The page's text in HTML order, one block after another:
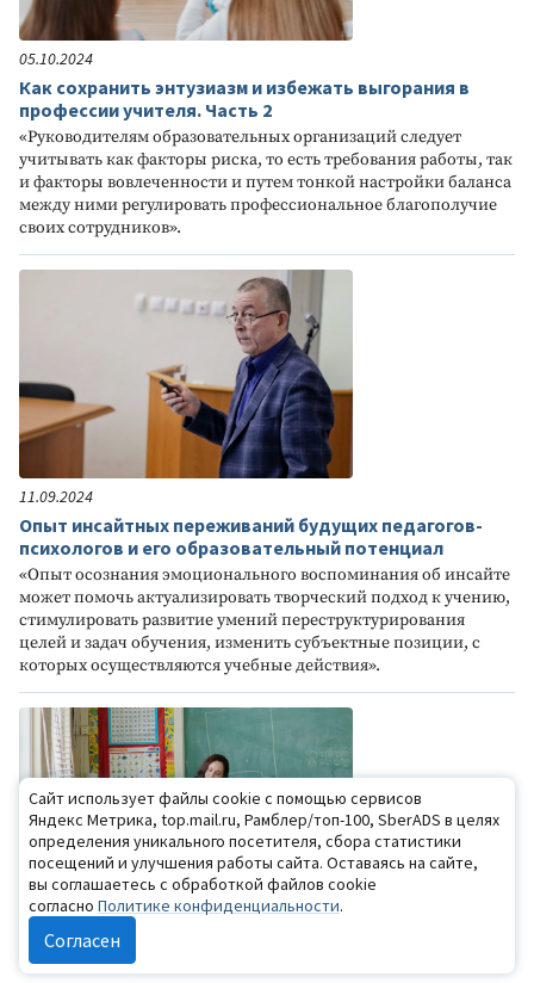
05.10.2024
Как сохранить энтузиазм и избежать выгорания в
профессии учителя. Часть 2
«Руководителям образовательных организаций следует
учитывать как факторы риска, то есть требования работы, так
и факторы вовлеченности и путем тонкой настройки баланса
между ними регулировать профессиональное благополучие
своих сотрудников».
11.09.2024
Опыт инсайтных переживаний будущих педагогов-
психологов и его образовательный потенциал
«Опыт осознания эмоционального воспоминания об инсайте
может помочь актуализировать творческий подход к учению,
стимулировать развитие умений переструктурирования
целей и задач обучения, изменить субъектные позиции, с
которых осуществляются учебные действия».
05.09.2024
Особенности эмоционального выгорания педагогов с
Сайт использует файлы cookie с помощью сервисов
Яндекс Метрика, top.mail.ru, Рамблер/топ-100, SberADS в целях
определения уникального посетителя, сбора статистики
посещений и улучшения работы сайта. Оставаясь на сайте,
вы соглашаетесь с обработкой файлов cookie
согласно Политике конфиденциальности.
Согласен